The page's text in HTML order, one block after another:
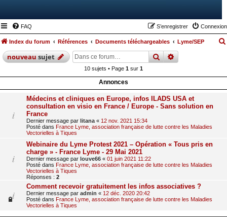
FAQ Connexion
S’enregistrer
Index du forum Références Documents téléchargeables Lyme/SEP
nouveausujet rechercher
recherche
10 sujets • Page 1 sur 1
Annonces
Médecins et cliniques en Europe, infos ILADS USA et
consultation en visio en France / Europe - Sans solution en
France
Dernier message par litana « 12 nov. 2021 15:34
Posté dans France Lyme, association française de lutte contre les Maladies
Vectorielles à Tiques
Webinaire du Lyme Protest 2021 – Opération « Tous pris en
charge » - France Lyme - 29 Mai 2021
Dernier message par louve66 « 01 juin 2021 11:22
Posté dans France Lyme, association française de lutte contre les Maladies
Vectorielles à Tiques
Réponses : 2
Comment recevoir gratuitement les infos associatives ?
Dernier message par admin « 12 déc. 2020 20:42
Posté dans France Lyme, association française de lutte contre les Maladies
Vectorielles à Tiques